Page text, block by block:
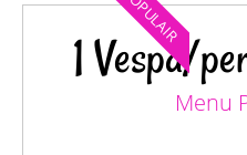
POPULAIR
1 Vespa/
Menu